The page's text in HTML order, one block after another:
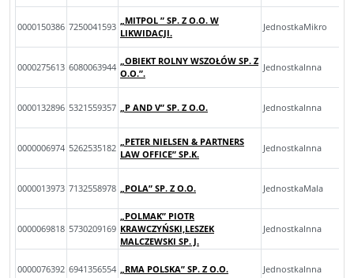
0000150386 7250041593
„MITPOL ” SP. Z O.O. W
LIKWIDACJI.
JednostkaMikro
0000275613 6080063944
„OBIEKT ROLNY WSZOŁÓW SP. Z
O.O.”.
JednostkaInna
0000132896 5321559357 „P AND V” SP. Z O.O. JednostkaInna
0000006974 5262535182
„PETER NIELSEN & PARTNERS
LAW OFFICE” SP.K.
JednostkaInna
0000013973 7132558978 „POLA” SP. Z O.O. JednostkaMala
0000069818 5730209169
„POLMAK” PIOTR
KRAWCZYŃSKI,LESZEK
MALCZEWSKI SP. J.
JednostkaInna
0000076392 6941356554 „RMA POLSKA” SP. Z O.O. JednostkaInna